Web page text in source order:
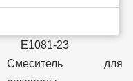
E1081-23
Смеситель для